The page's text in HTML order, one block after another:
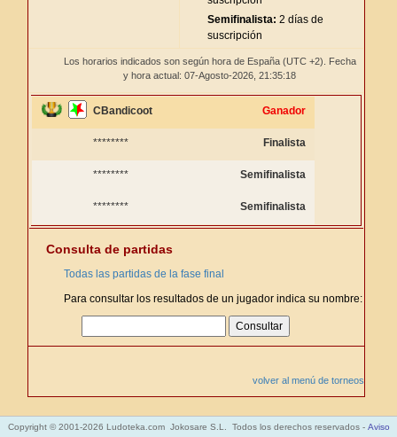
Semifinalista: 2 días de
suscripción
Los horarios indicados son según hora de España (UTC +2). Fecha
y hora actual: 07-Agosto-2026, 21:35:18
CBandicoot Ganador
******** Finalista
******** Semifinalista
******** Semifinalista
Consulta de partidas
Todas las partidas de la fase final
Para consultar los resultados de un jugador indica su nombre:
volver al menú de torneos
Copyright © 2001-2026 Ludoteka.com Jokosare S.L. Todos los derechos reservados - Aviso